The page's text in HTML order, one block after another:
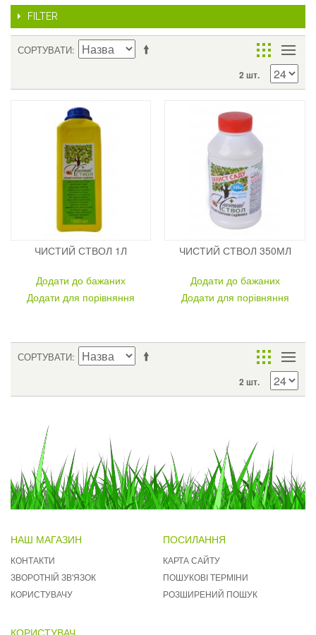
FILTER
СОРТУВАТИ
2 шт.
ЧИСТИЙ СТВОЛ 1Л
Додати до бажаних
Додати для порівняння
ЧИСТИЙ СТВОЛ 350МЛ
Додати до бажаних
Додати для порівняння
СОРТУВАТИ
2 шт.
НАШ МАГАЗИН
КОНТАКТИ
ЗВОРОТНІЙ ЗВ'ЯЗОК
КОРИСТУВАЧУ
ПОСИЛАННЯ
КАРТА САЙТУ
ПОШУКОВІ ТЕРМІНИ
РОЗШИРЕНИЙ ПОШУК